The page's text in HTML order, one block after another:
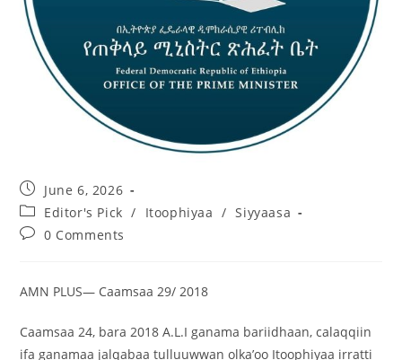
June 6, 2026
Editor's Pick / Itoophiyaa / Siyyaasa
0 Comments
AMN PLUS— Caamsaa 29/ 2018
Caamsaa 24, bara 2018 A.L.I ganama bariidhaan, calaqqiin
ifa ganamaa jalqabaa tulluuwwan olka’oo Itoophiyaa irratti